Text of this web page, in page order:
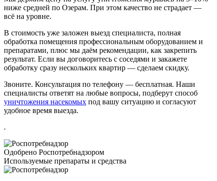
ниже средней по Озерам. При этом качество не страдает —
всё на уровне.
В стоимость уже заложен выезд специалиста, полная
обработка помещения профессиональным оборудованием и
препаратами, плюс мы даём рекомендации, как закрепить
результат. Если вы договоритесь с соседями и закажете
обработку сразу нескольких квартир — сделаем скидку.
Звоните. Консультация по телефону — бесплатная. Наши
специалисты ответят на любые вопросы, подберут способ
уничтожения насекомых под вашу ситуацию и согласуют
удобное время выезда.
.
Одобрено Роспотребнадзором
Используемые препараты и средства